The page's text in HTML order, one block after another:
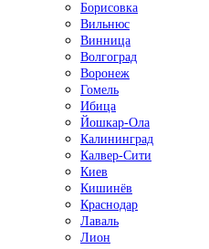
Борисовка
Вильнюс
Винница
Волгоград
Воронеж
Гомель
Ибица
Йошкар-Ола
Калининград
Калвер-Сити
Киев
Кишинёв
Краснодар
Лаваль
Лион